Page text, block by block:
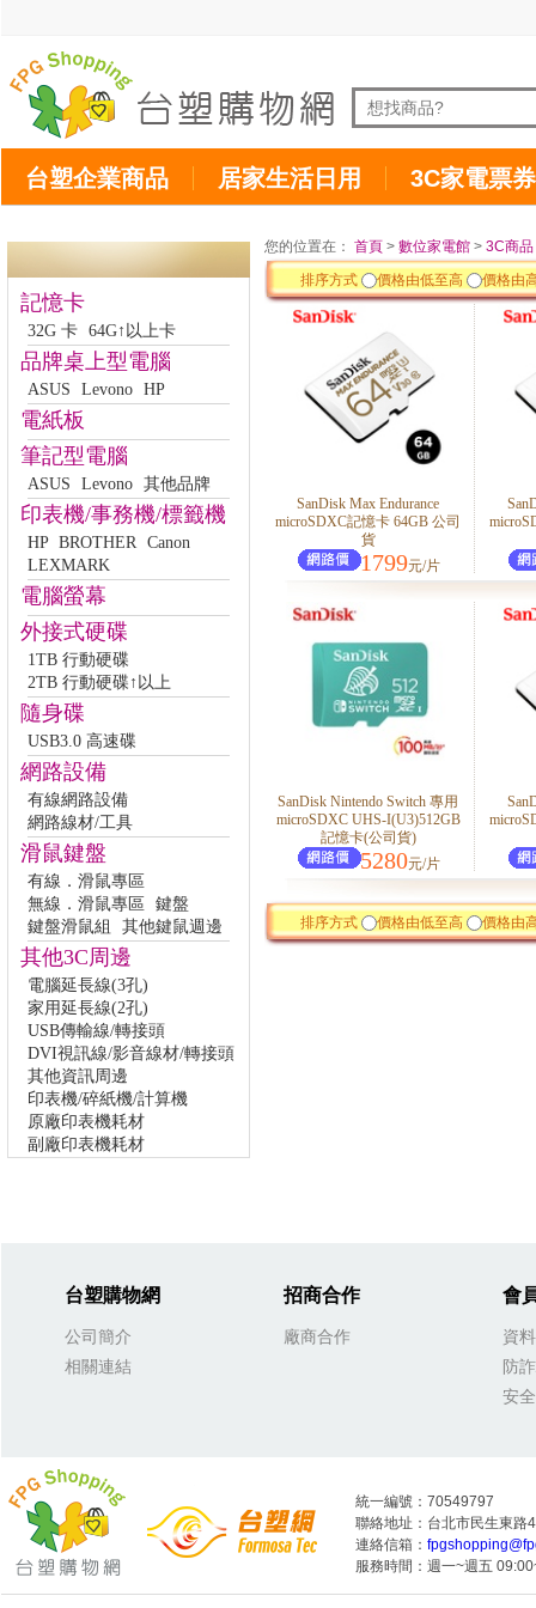
台塑企業商品 居家生活日用 3C家電票券
記憶卡
32G 卡 64G↑以上卡
品牌桌上型電腦
ASUS Levono HP
電紙板
筆記型電腦
ASUS Levono 其他品牌
印表機/事務機/標籤機
HP BROTHER Canon
LEXMARK
電腦螢幕
外接式硬碟
1TB 行動硬碟
2TB 行動硬碟↑以上
隨身碟
USB3.0 高速碟
網路設備
有線網路設備
網路線材/工具
滑鼠鍵盤
有線．滑鼠專區
無線．滑鼠專區
鍵盤
鍵盤滑鼠組
其他鍵鼠週邊
其他3C周邊
電腦延長線(3孔)
家用延長線(2孔)
USB傳輸線/轉接頭
DVI視訊線/影音線材/轉接頭
其他資訊周邊
印表機/碎紙機/計算機
原廠印表機耗材
副廠印表機耗材
您的位置在： 首頁 > 數位家電館 > 3C商品
排序方式
價格由低至高 價格由
SanDisk Max Endurance
microSDXC記憶卡 64GB 公司
貨
1799元/片
SanDisk Nintendo Switch 專用
microSDXC UHS-I(U3)512GB
記憶卡(公司貨)
5280元/片
排序方式 價格由低至高 價格由
台塑購物網
公司簡介
相關連結
招商合作
廠商合作
會
資
防
安
統一編號：70549797
聯絡地址：台北市民生東路
連絡信箱：
服務時間：週一~週五